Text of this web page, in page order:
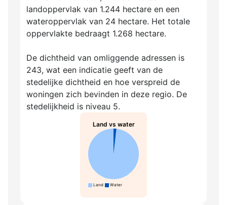
landoppervlak van 1.244 hectare en een
wateroppervlak van 24 hectare. Het totale
oppervlakte bedraagt 1.268 hectare.
De dichtheid van omliggende adressen is
243, wat een indicatie geeft van de
stedelijke dichtheid en hoe verspreid de
woningen zich bevinden in deze regio. De
stedelijkheid is niveau 5.
Land vs water
Land Water